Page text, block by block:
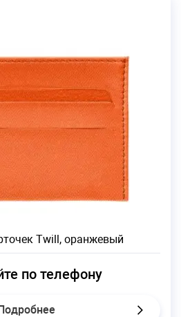
Twill, оранжевый
по телефону